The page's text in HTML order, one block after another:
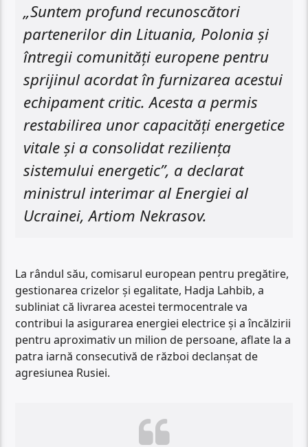
„Suntem profund recunoscători
partenerilor din Lituania, Polonia și
întregii comunități europene pentru
sprijinul acordat în furnizarea acestui
echipament critic. Acesta a permis
restabilirea unor capacități energetice
vitale și a consolidat reziliența
sistemului energetic”, a declarat
ministrul interimar al Energiei al
Ucrainei, Artiom Nekrasov.
La rândul său, comisarul european pentru pregătire,
gestionarea crizelor și egalitate, Hadja Lahbib, a
subliniat că livrarea acestei termocentrale va
contribui la asigurarea energiei electrice și a încălzirii
pentru aproximativ un milion de persoane, aflate la a
patra iarnă consecutivă de război declanșat de
agresiunea Rusiei.